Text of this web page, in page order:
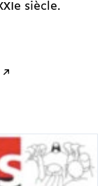
siècle.
↗